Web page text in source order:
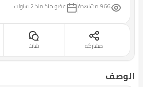
966 مشاهدة عضو منذمنذ 2 سنوات
شات مشاركه
الوصف